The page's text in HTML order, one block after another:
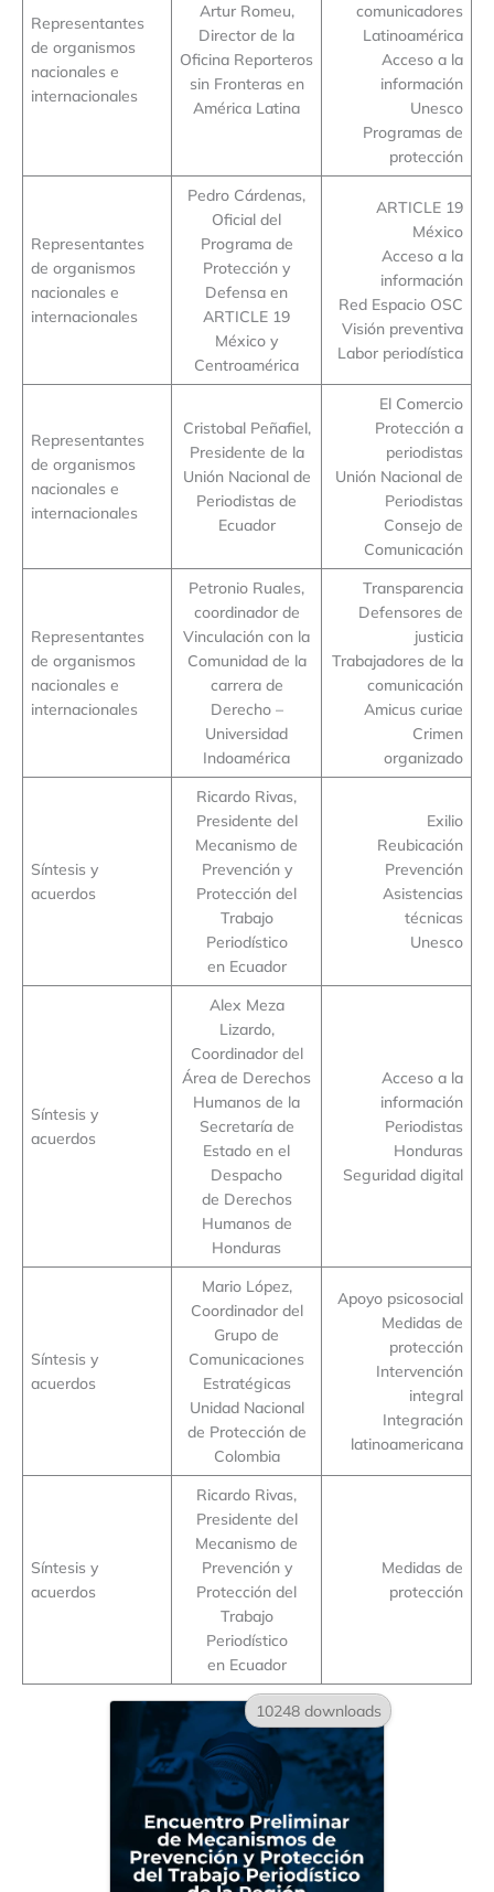
Representantes
de organismos
nacionales e
internacionales
Artur Romeu,
Director de la
Oficina Reporteros
sin Fronteras en
América Latina
comunicadores
Latinoamérica
Acceso a la
información
Unesco
Programas de
protección
Representantes
de organismos
nacionales e
internacionales
Pedro Cárdenas,
Oficial del
Programa de
Protección y
Defensa en
ARTICLE 19
México y
Centroamérica
ARTICLE 19
México
Acceso a la
información
Red Espacio OSC
Visión preventiva
Labor periodística
Representantes
de organismos
nacionales e
internacionales
Cristobal Peñafiel,
Presidente de la
Unión Nacional de
Periodistas de
Ecuador
El Comercio
Protección a
periodistas
Unión Nacional de
Periodistas
Consejo de
Comunicación
Representantes
de organismos
nacionales e
internacionales
Petronio Ruales,
coordinador de
Vinculación con la
Comunidad de la
carrera de
Derecho –
Universidad
Indoamérica
Transparencia
Defensores de
justicia
Trabajadores de la
comunicación
Amicus curiae
Crimen
organizado
Síntesis y
acuerdos
Ricardo Rivas,
Presidente del
Mecanismo de
Prevención y
Protección del
Trabajo
Periodístico
en Ecuador
Exilio
Reubicación
Prevención
Asistencias
técnicas
Unesco
Síntesis y
acuerdos
Alex Meza
Lizardo,
Coordinador del
Área de Derechos
Humanos de la
Secretaría de
Estado en el
Despacho
de Derechos
Humanos de
Honduras
Acceso a la
información
Periodistas
Honduras
Seguridad digital
Síntesis y
acuerdos
Mario López,
Coordinador del
Grupo de
Comunicaciones
Estratégicas
Unidad Nacional
de Protección de
Colombia
Apoyo psicosocial
Medidas de
protección
Intervención
integral
Integración
latinoamericana
Síntesis y
acuerdos
Ricardo Rivas,
Presidente del
Mecanismo de
Prevención y
Protección del
Trabajo
Periodístico
en Ecuador
Medidas de
protección
10248 downloads